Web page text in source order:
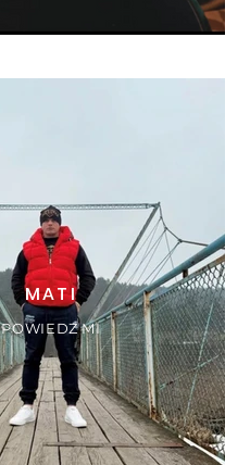
MATI
POWIEDZ MI